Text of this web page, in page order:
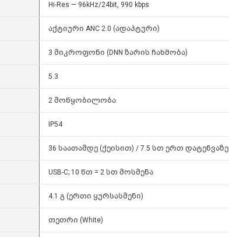
Hi-Res — 96kHz/24bit, 990 kbps
აქტიური ANC 2.0 (ადაპტური)
3 მიკროფონი (DNN ზარის ჩახშობა)
5.3
2 მოწყობილობა
IP54
36 საათამდე (ქეისით) / 7.5 სთ ერთ დატენვაზე
USB-C; 10 წთ = 2 სთ მოსმენა
4.1 გ (ერთი ყურსასმენი)
თეთრი (White)